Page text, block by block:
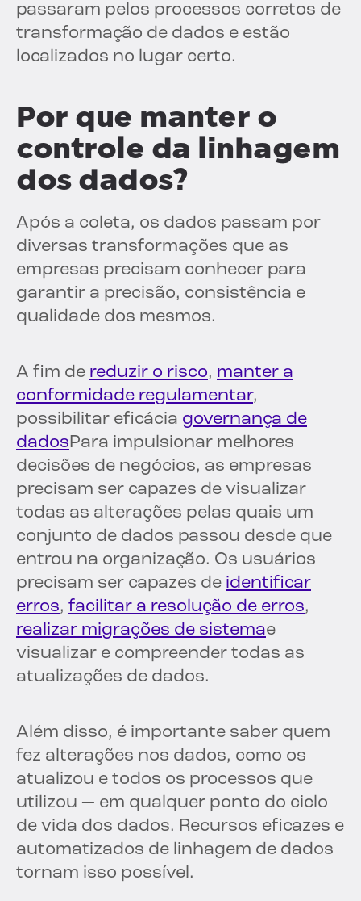
passaram pelos processos corretos de
transformação de dados e estão
localizados no lugar certo.
Por que manter o
controle da linhagem
dos dados?
Após a coleta, os dados passam por
diversas transformações que as
empresas precisam conhecer para
garantir a precisão, consistência e
qualidade dos mesmos.
A fim de reduzir o risco, manter a
conformidade regulamentar,
possibilitar eficácia governança de
dadosPara impulsionar melhores
decisões de negócios, as empresas
precisam ser capazes de visualizar
todas as alterações pelas quais um
conjunto de dados passou desde que
entrou na organização. Os usuários
precisam ser capazes de identificar
erros, facilitar a resolução de erros,
realizar migrações de sistemae
visualizar e compreender todas as
atualizações de dados.
Além disso, é importante saber quem
fez alterações nos dados, como os
atualizou e todos os processos que
utilizou — em qualquer ponto do ciclo
de vida dos dados. Recursos eficazes e
automatizados de linhagem de dados
tornam isso possível.